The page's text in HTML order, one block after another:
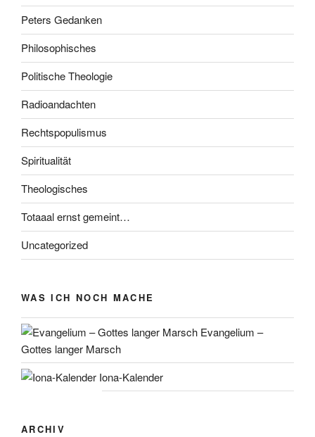
Peters Gedanken
Philosophisches
Politische Theologie
Radioandachten
Rechtspopulismus
Spiritualität
Theologisches
Totaaal ernst gemeint…
Uncategorized
WAS ICH NOCH MACHE
Evangelium –
Gottes langer Marsch
Iona-Kalender
ARCHIV